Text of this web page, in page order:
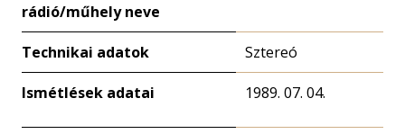
rádió/műhely neve
Technikai adatok Sztereó
Ismétlések adatai 1989. 07. 04.